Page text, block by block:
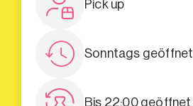
Pick up
Sonntags geöffnet
Bis 22:00 geöffnet